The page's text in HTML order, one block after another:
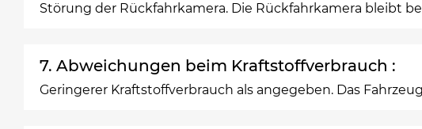
Störung der Rückfahrkamera. Die Rückfahrkamera bleibt
7. Abweichungen beim Kraftstoffverbrauch :
Geringerer Kraftstoffverbrauch als angegeben. Das